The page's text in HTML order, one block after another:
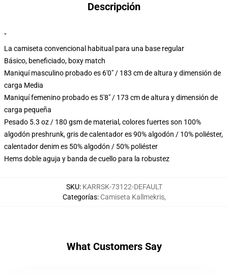
Descripción
"
La camiseta convencional habitual para una base regular
Básico, beneficiado, boxy match
Maniquí masculino probado es 6'0" / 183 cm de altura y dimensión de
carga Media
Maniquí femenino probado es 5'8" / 173 cm de altura y dimensión de
carga pequeña
Pesado 5.3 oz / 180 gsm de material, colores fuertes son 100%
algodón preshrunk, gris de calentador es 90% algodón / 10% poliéster,
calentador denim es 50% algodón / 50% poliéster
Hems doble aguja y banda de cuello para la robustez
SKU: KARRSK-73122-DEFAULT
Categorías: Camiseta Kallmekris,
What Customers Say